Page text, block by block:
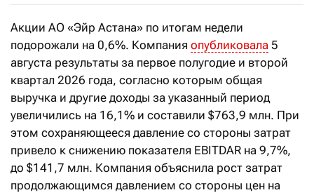
Акции АО «Эйр Астана» по итогам недели
подорожали на 0,6%. Компания опубликовала 5
августа результаты за первое полугодие и второй
квартал 2026 года, согласно которым общая
выручка и другие доходы за указанный период
увеличились на 16,1% и составили $763,9 млн. При
этом сохраняющееся давление со стороны затрат
привело к снижению показателя EBITDAR на 9,7%,
до $141,7 млн. Компания объяснила рост затрат
продолжающимся давлением со стороны цен на